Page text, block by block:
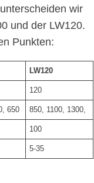
wir
und der LW120.
Punkten:
LW120
120
650 850, 1100, 1300,
100
5-35